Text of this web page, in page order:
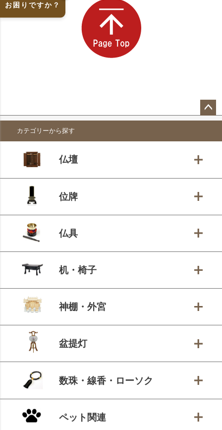
ペー
ップ
カテゴリーから探す
仏壇
位牌
仏具
机・椅子
神棚・外宮
盆提灯
数珠・線香・ローソク
ペット関連
お困りですか？